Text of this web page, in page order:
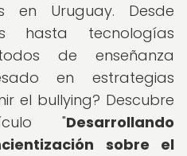
en Uruguay. Desde
hasta tecnologías
de enseñanza
en estrategias
el bullying? Descubre
"Desarrollando
sobre el